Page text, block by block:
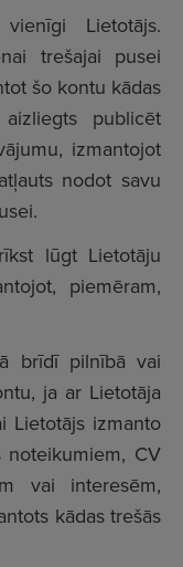
Lietotājs.
trešajai pusei
šo kontu kādas
publicēt
izmantojot
nodot savu
lūgt Lietotāju
piemēram,
brīdī pilnībā vai
ja ar Lietotāja
Lietotājs izmanto
noteikumiem, CV
vai interesēm,
kādas trešās